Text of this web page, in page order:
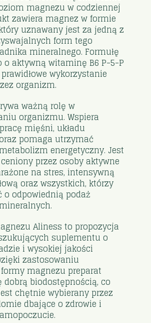
magnezu w codziennej
zawiera magnez w formie
uznawany jest za jedną z
form tego
mineralnego. Formułę
o aktywną witaminę B6 P-5-P
wykorzystanie
organizm.
ważną rolę w
organizmu. Wspiera
mięśni, układu
pomaga utrzymać
energetyczny. Jest
przez osoby aktywne
na stres, intensywną
oraz wszystkich, którzy
o odpowiednią podaż
Aliness to propozycja
suplementu o
i wysokiej jakości
zastosowaniu
magnezu preparat
dobrą biodostępnością, co
chętnie wybierany przez
dbające o zdrowie i